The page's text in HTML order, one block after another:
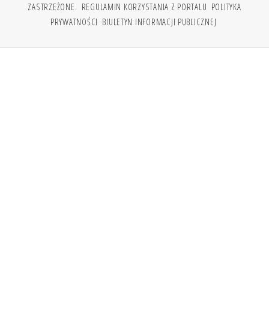
ZASTRZEŻONE. REGULAMIN KORZYSTANIA Z PORTALU POLITYKA
PRYWATNOŚCI BIULETYN INFORMACJI PUBLICZNEJ